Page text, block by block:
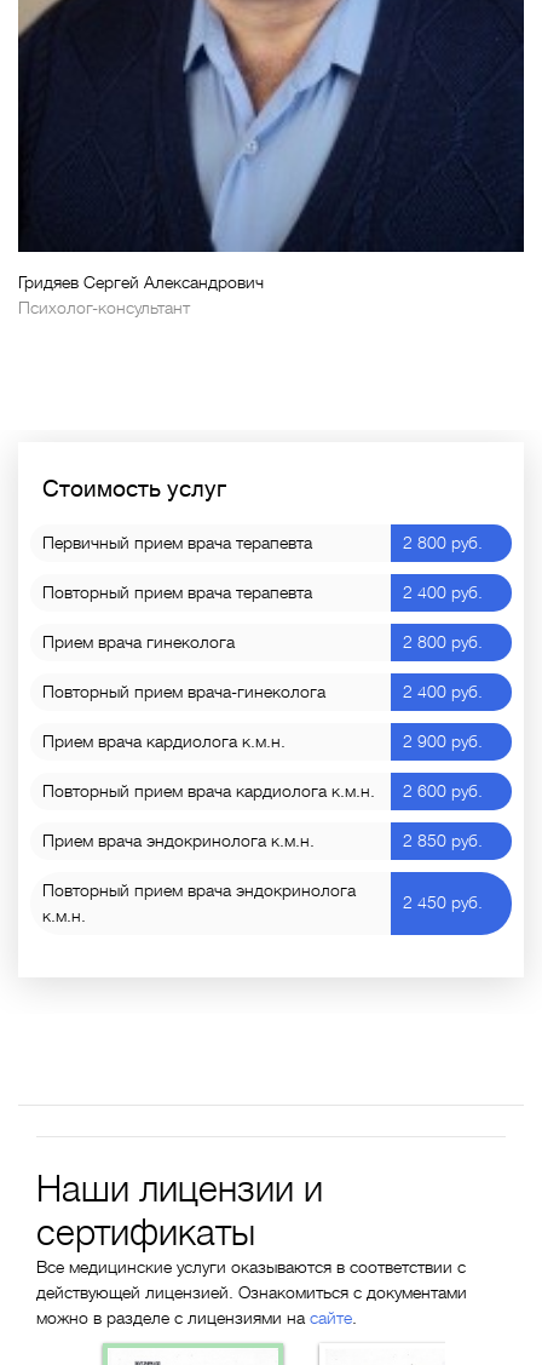
Гридяев Сергей Александрович
Психолог-консультант
Стоимость услуг
Первичный прием врача терапевта 2 800 руб.
Повторный прием врача терапевта 2 400 руб.
Прием врача гинеколога 2 800 руб.
Повторный прием врача-гинеколога 2 400 руб.
Прием врача кардиолога к.м.н. 2 900 руб.
Повторный прием врача кардиолога к.м.н. 2 600 руб.
Прием врача эндокринолога к.м.н. 2 850 руб.
Повторный прием врача эндокринолога
к.м.н.
2 450 руб.
Наши лицензии и
сертификаты
Все медицинские услуги оказываются в соответствии с
действующей лицензией. Ознакомиться с документами
можно в разделе с лицензиями на сайте